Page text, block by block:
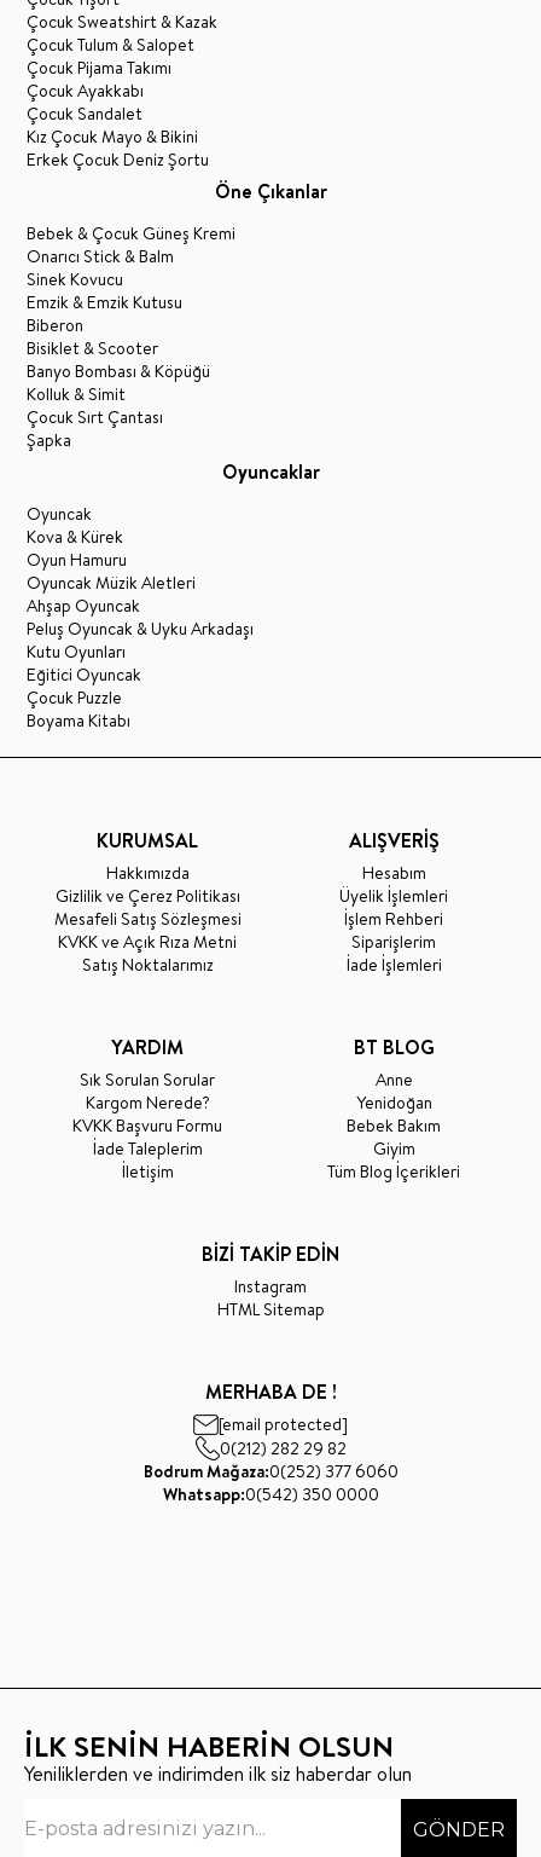
Çocuk Sweatshirt & Kazak
Çocuk Tulum & Salopet
Çocuk Pijama Takımı
Çocuk Ayakkabı
Çocuk Sandalet
Kız Çocuk Mayo & Bikini
Erkek Çocuk Deniz Şortu
Öne Çıkanlar
Bebek & Çocuk Güneş Kremi
Onarıcı Stick & Balm
Sinek Kovucu
Emzik & Emzik Kutusu
Biberon
Bisiklet & Scooter
Banyo Bombası & Köpüğü
Kolluk & Simit
Çocuk Sırt Çantası
Şapka
Oyuncaklar
Oyuncak
Kova & Kürek
Oyun Hamuru
Oyuncak Müzik Aletleri
Ahşap Oyuncak
Peluş Oyuncak & Uyku Arkadaşı
Kutu Oyunları
Eğitici Oyuncak
Çocuk Puzzle
Boyama Kitabı
KURUMSAL
Hakkımızda
Gizlilik ve Çerez Politikası
Mesafeli Satış Sözleşmesi
KVKK ve Açık Rıza Metni
Satış Noktalarımız
ALIŞVERİŞ
Hesabım
Üyelik İşlemleri
İşlem Rehberi
Siparişlerim
İade İşlemleri
YARDIM
Sık Sorulan Sorular
Kargom Nerede?
KVKK Başvuru Formu
İade Taleplerim
İletişim
BT BLOG
Anne
Yenidoğan
Bebek Bakım
Giyim
Tüm Blog İçerikleri
BİZİ TAKİP EDİN
Instagram
HTML Sitemap
MERHABA DE !
[email protected]
0(212) 282 29 82
Bodrum Mağaza:0(252) 377 6060
Whatsapp:0(542) 350 0000
İLK SENİN HABERİN OLSUN
Yeniliklerden ve indirimden ilk siz haberdar olun
GÖNDER